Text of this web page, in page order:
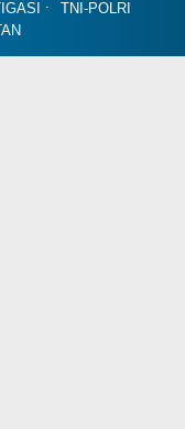
TNI-POLRI